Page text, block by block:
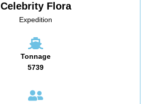
Celebrity Flora
Expedition
Tonnage
5739